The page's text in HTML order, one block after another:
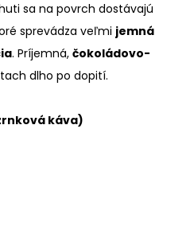
sa na povrch dostávajú
sprevádza veľmi jemná
. Príjemná, čokoládovo-
dlho po dopití.
káva)